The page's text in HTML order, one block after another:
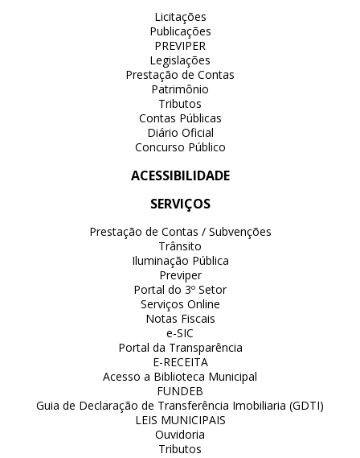
Licitações
Publicações
PREVIPER
Legislações
Prestação de Contas
Patrimônio
Tributos
Contas Públicas
Diário Oficial
Concurso Público
ACESSIBILIDADE
SERVIÇOS
Prestação de Contas / Subvenções
Trânsito
Iluminação Pública
Previper
Portal do 3º Setor
Serviços Online
Notas Fiscais
e-SIC
Portal da Transparência
E-RECEITA
Acesso a Biblioteca Municipal
FUNDEB
Guia de Declaração de Transferência Imobiliaria (GDTI)
LEIS MUNICIPAIS
Ouvidoria
Tributos